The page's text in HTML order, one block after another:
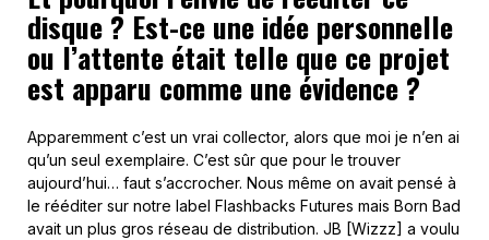
disque ? Est-ce une idée personnelle
ou l’attente était telle que ce projet
est apparu comme une évidence ?
Apparemment c’est un vrai collector, alors que moi je n’en ai
qu’un seul exemplaire. C’est sûr que pour le trouver
aujourd’hui… faut s’accrocher. Nous même on avait pensé à
le rééditer sur notre label Flashbacks Futures mais Born Bad
avait un plus gros réseau de distribution. JB [Wizzz] a voulu